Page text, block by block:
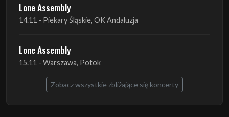
Lone Assembly
14.11 - Piekary Śląskie, OK Andaluzja
Lone Assembly
15.11 - Warszawa, Potok
Zobacz wszystkie zbliżające się koncerty